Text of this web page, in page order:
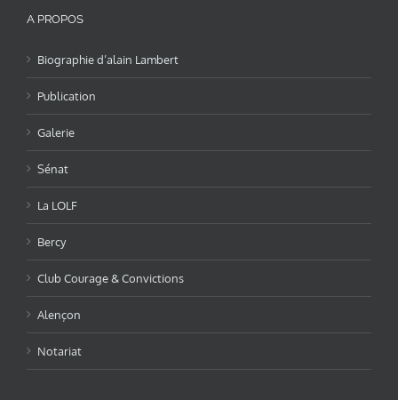
A PROPOS
Biographie d’alain Lambert
Publication
Galerie
Sénat
La LOLF
Bercy
Club Courage & Convictions
Alençon
Notariat